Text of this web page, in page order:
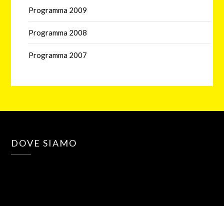
Programma 2009
Programma 2008
Programma 2007
DOVE SIAMO